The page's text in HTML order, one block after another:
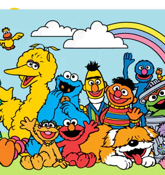
Bodies
Imprimible
socio-emocionales La amistad